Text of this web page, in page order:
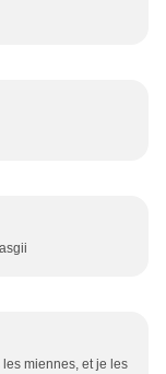
miennes, et je les